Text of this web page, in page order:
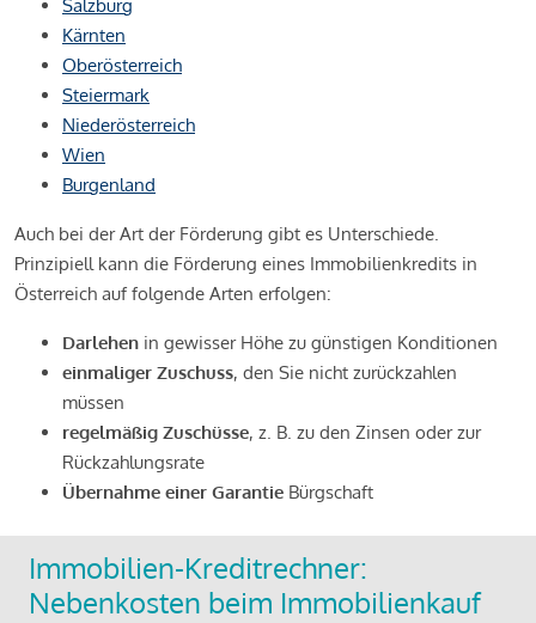
Salzburg
Kärnten
Oberösterreich
Steiermark
Niederösterreich
Wien
Burgenland
Auch bei der Art der Förderung gibt es Unterschiede.
Prinzipiell kann die Förderung eines Immobilienkredits in
Österreich auf folgende Arten erfolgen:
Darlehen in gewisser Höhe zu günstigen Konditionen
einmaliger Zuschuss, den Sie nicht zurückzahlen
müssen
regelmäßig Zuschüsse, z. B. zu den Zinsen oder zur
Rückzahlungsrate
Übernahme einer Garantie Bürgschaft
Immobilien-Kreditrechner:
Nebenkosten beim Immobilienkauf